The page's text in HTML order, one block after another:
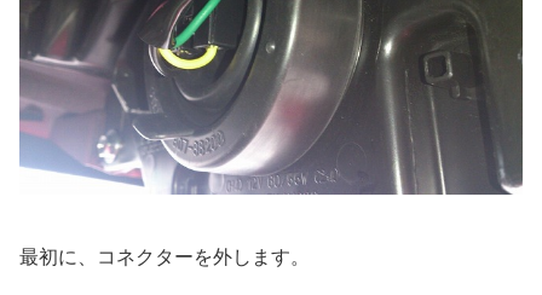
最初に、コネクターを外します。